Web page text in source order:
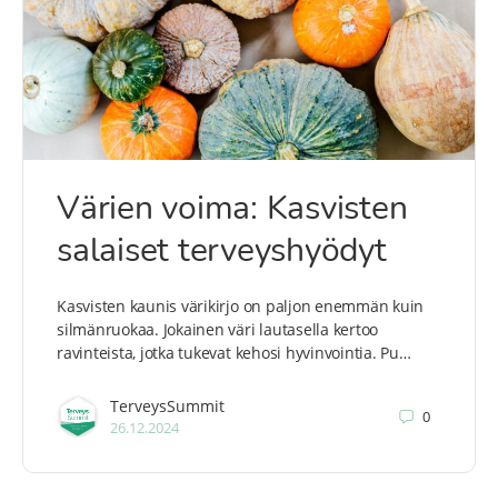
Värien voima: Kasvisten
salaiset terveyshyödyt
Kasvisten kaunis värikirjo on paljon enemmän kuin
silmänruokaa. Jokainen väri lautasella kertoo
ravinteista, jotka tukevat kehosi hyvinvointia. Pu…
TerveysSummit
26.12.2024
0